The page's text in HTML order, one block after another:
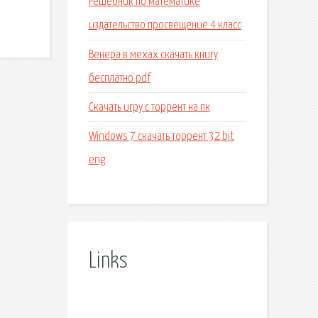
издательство просвещение 4 класс
Венера в мехах скачать книгу
бесплатно pdf
Скачать игру с торрент на пк
Windows 7 скачать торрент 32 bit
eng
Links